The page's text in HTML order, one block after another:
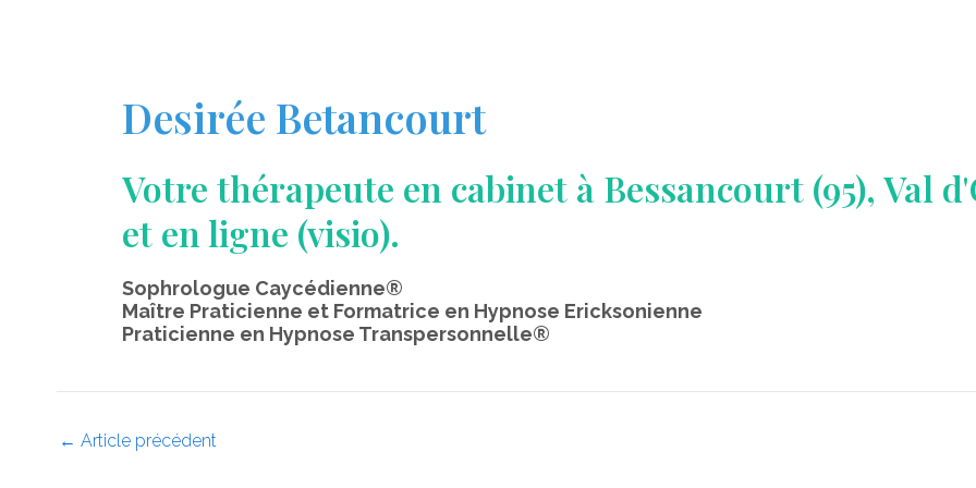
Desirée Betancourt
Votre thérapeute en cabinet à Bessancourt (95), Val
et en ligne (visio).
Sophrologue Caycédienne®
Maître Praticienne et Formatrice en Hypnose Ericksonienne
Praticienne en Hypnose Transpersonnelle®
← Article précédent